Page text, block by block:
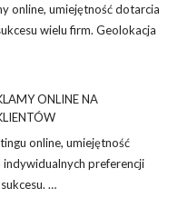
online, umiejętność dotarcia
wielu firm. Geolokacja
ONLINE NA
online, umiejętność
preferencji
…